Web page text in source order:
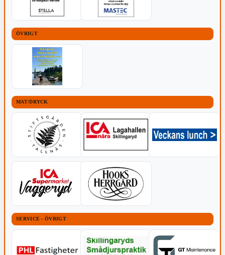
ÖVRIGT
MAT/DRYCK
SERVICE - ÖVRIGT